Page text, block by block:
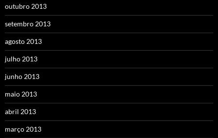
outubro 2013
setembro 2013
agosto 2013
julho 2013
junho 2013
maio 2013
abril 2013
março 2013